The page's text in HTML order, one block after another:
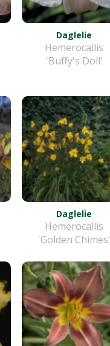
Daglelie
Hemerocallis
'Buffy's Doll'
Daglelie
Hemerocallis
'Golden Chimes'